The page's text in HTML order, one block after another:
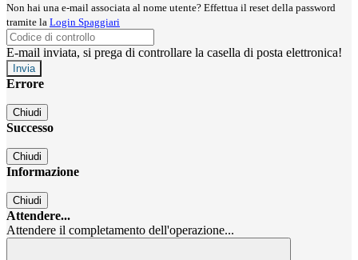
Non hai una e-mail associata al nome utente? Effettua il reset della password
tramite la Login Spaggiari
E-mail inviata, si prega di controllare la casella di posta elettronica!
Errore
Chiudi
Successo
Chiudi
Informazione
Chiudi
Attendere...
Attendere il completamento dell'operazione...